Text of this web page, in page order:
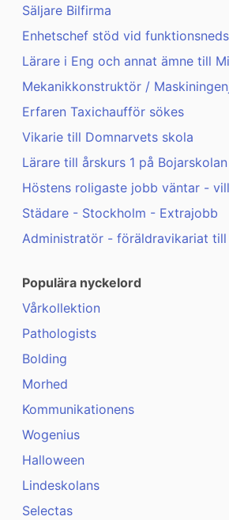
Säljare Bilfirma
Enhetschef stöd vid
Lärare i Eng och annat ämne till
Mekanikkonstruktör /
Erfaren Taxichaufför sökes
Vikarie till Domnarvets skola
Lärare till årskurs 1 på Bojarskolan
Höstens roligaste jobb väntar -
Städare - Stockholm - Extrajobb
Administratör - föräldravikariat till
Populära nyckelord
Vårkollektion
Pathologists
Bolding
Morhed
Kommunikationens
Wogenius
Halloween
Lindeskolans
Selectas